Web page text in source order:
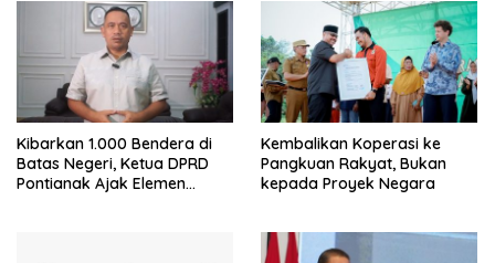
Kibarkan 1.000 Bendera di
Batas Negeri, Ketua DPRD
Pontianak Ajak Elemen
Kembalikan Koperasi ke
Pangkuan Rakyat, Bukan
kepada Proyek Negara